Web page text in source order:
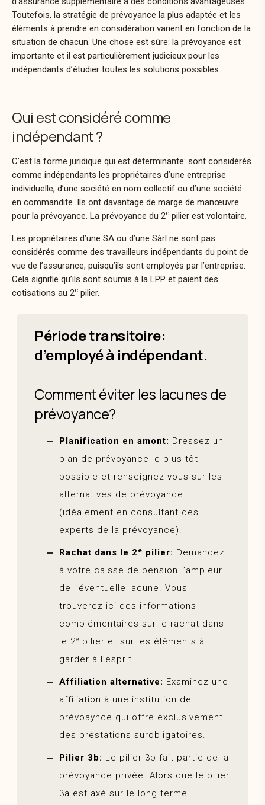
Toutefois, la stratégie de prévoyance la plus adaptée et les
éléments à prendre en considération varient en fonction de la
situation de chacun. Une chose est sûre: la prévoyance est
importante et il est particulièrement judicieux pour les
indépendants d’étudier toutes les solutions possibles.
Qui est considéré comme
indépendant ?
C’est la forme juridique qui est déterminante: sont considérés
comme indépendants les propriétaires d’une entreprise
individuelle, d’une société en nom collectif ou d’une société
en commandite. Ils ont davantage de marge de manœuvre
pour la prévoyance. La prévoyance du 2e pilier est volontaire.
Les propriétaires d’une SA ou d’une Sàrl ne sont pas
considérés comme des travailleurs indépendants du point de
vue de l’assurance, puisqu’ils sont employés par l’entreprise.
Cela signifie qu’ils sont soumis à la LPP et paient des
cotisations au 2e pilier.
Période transitoire:
d’employé à indépendant.
Comment éviter les lacunes de
prévoyance?
Planification en amont: Dressez un
plan de prévoyance le plus tôt
possible et renseignez-vous sur les
alternatives de prévoyance
(idéalement en consultant des
experts de la prévoyance).
Rachat dans le 2 e pilier: Demandez
à votre caisse de pension l’ampleur
de l’éventuelle lacune. Vous
trouverez ici des informations
complémentaires sur le rachat dans
le 2e pilier et sur les éléments à
garder à l’esprit.
Affiliation alternative: Examinez une
affiliation à une institution de
prévoaynce qui offre exclusivement
des prestations surobligatoires.
Pilier 3b: Le pilier 3b fait partie de la
prévoyance privée. Alors que le pilier
3a est axé sur le long terme